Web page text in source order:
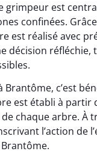
grimpeur est
confinées.
est réalisé avec
décision
Brantôme, c’est
est établi à
chaque arbre. À
l’action